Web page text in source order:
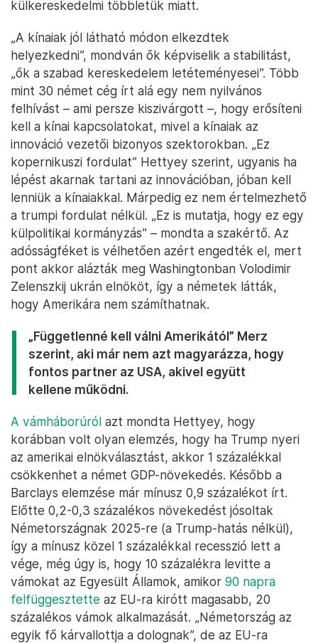
külkereskedelmi többletük miatt.
„A kínaiak jól látható módon elkezdtek
helyezkedni”, mondván ők képviselik a stabilitást,
„ők a szabad kereskedelem letéteményesei”. Több
mint 30 német cég írt alá egy nem nyilvános
felhívást – ami persze kiszivárgott –, hogy erősíteni
kell a kínai kapcsolatokat, mivel a kínaiak az
innováció vezetői bizonyos szektorokban. „Ez
kopernikuszi fordulat” Hettyey szerint, ugyanis ha
lépést akarnak tartani az innovációban, jóban kell
lenniük a kínaiakkal. Márpedig ez nem értelmezhető
a trumpi fordulat nélkül. „Ez is mutatja, hogy ez egy
külpolitikai kormányzás” – mondta a szakértő. Az
adósságféket is vélhetően azért engedték el, mert
pont akkor alázták meg Washingtonban Volodimir
Zelenszkij ukrán elnököt, így a németek látták,
hogy Amerikára nem számíthatnak.
„Függetlenné kell válni Amerikától” Merz
szerint, aki már nem azt magyarázza, hogy
fontos partner az USA, akivel együtt
kellene működni.
A vámháborúról azt mondta Hettyey, hogy
korábban volt olyan elemzés, hogy ha Trump nyeri
az amerikai elnökválasztást, akkor 1 százalékkal
csökkenhet a német GDP-növekedés. Később a
Barclays elemzése már mínusz 0,9 százalékot írt.
Előtte 0,2-0,3 százalékos növekedést jósoltak
Németországnak 2025-re (a Trump-hatás nélkül),
így a mínusz közel 1 százalékkal recesszió lett a
vége, még úgy is, hogy 10 százalékra levitte a
vámokat az Egyesült Államok, amikor 90 napra
felfüggesztette az EU-ra kirótt magasabb, 20
százalékos vámok alkalmazását. „Németország az
egyik fő kárvallottja a dolognak”, de az EU-ra